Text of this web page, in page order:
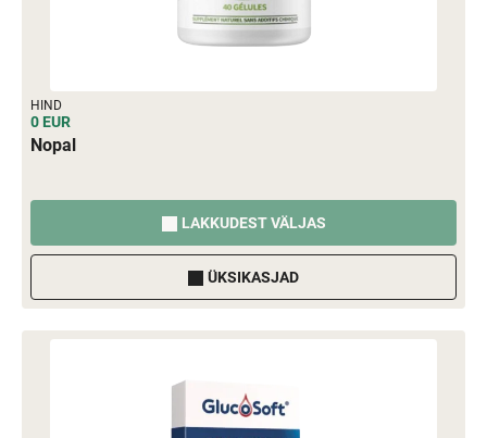
HIND
0 EUR
Nopal
LAKKUDEST VÄLJAS
ÜKSIKASJAD